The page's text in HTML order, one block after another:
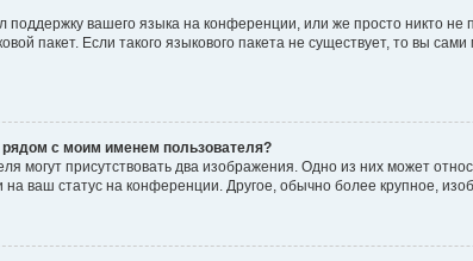
поддержку вашего языка на конференции, или же просто никто
пакет. Если такого языкового пакета не существует, то вы
с моим именем пользователя?
могут присутствовать два изображения. Одно из них может
ваш статус на конференции. Другое, обычно более крупное,